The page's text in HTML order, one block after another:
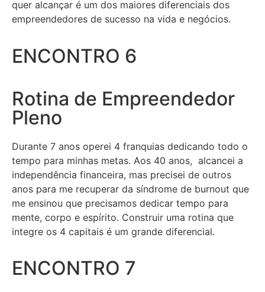
quer alcançar é um dos maiores diferenciais dos
empreendedores de sucesso na vida e negócios.
ENCONTRO 6
Rotina de Empreendedor
Pleno
Durante 7 anos operei 4 franquias dedicando todo o
tempo para minhas metas. Aos 40 anos, alcancei a
independência financeira, mas precisei de outros
anos para me recuperar da síndrome de burnout que
me ensinou que precisamos dedicar tempo para
mente, corpo e espírito. Construir uma rotina que
integre os 4 capitais é um grande diferencial.
ENCONTRO 7